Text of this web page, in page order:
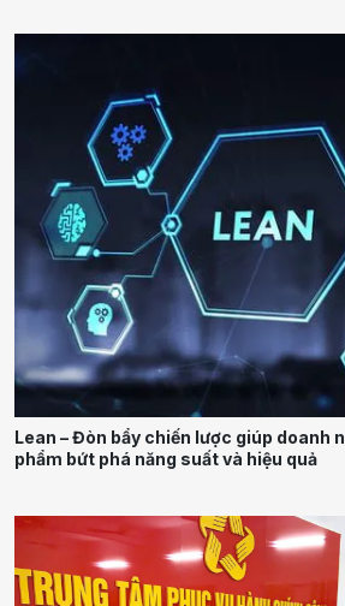
Lean – Đòn bẩy chiến lược giúp doanh
phẩm bứt phá năng suất và hiệu quả